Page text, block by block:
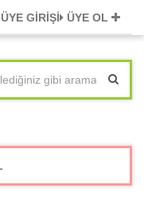
ÜYE GİRİŞİ ÜYE OL